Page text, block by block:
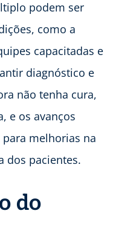
podem ser
como a
capacitadas e
diagnóstico e
não tenha cura,
e os avanços
melhorias na
dos pacientes.
do